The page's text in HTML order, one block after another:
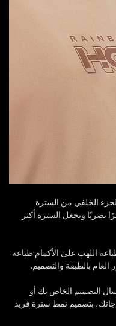
الخلفي من السترة
بصريًا ويجعل السترة أكثر
اللهب على الأكمام طباعة
بالطبقة والتصميم.
التصميم الخاص بك أو
بتصميم نمط سترة فريد